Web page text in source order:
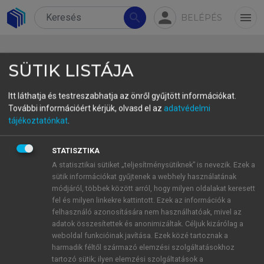
search person BELÉPÉS menu
2.1.5 Multiculturalism
The term “multiculturalism” is used throughout the
monograph in relation to cultural diversity and
interculturalism, thus a definition is required.
Despite their similarity, the words
“multiculturalism” and “interculturalism” differ in
both semantic meaning and usage in the literature,
Arasaratnam (2013)has highlighted. According
to her, multiculturalism refers to cultural plurality,
SÜTIK LISTÁJA
Itt láthatja és testreszabhatja az önről gyűjtött információkat.
További információért kérjük, olvasd el az adatvédelmi
tájékoztatónkat.
STATISZTIKA
A statisztikai sütiket „teljesítménysütiknek” is nevezik. Ezek a
sütik információkat gyűjtenek a webhely használatának
módjáról, többek között arról, hogy milyen oldalakat keresett
fel és milyen linkekre kattintott. Ezek az információk a
felhasználó azonosítására nem használhatóak, mivel az
adatok összesítettek és anonimizáltak. Céljuk kizárólag a
weboldal funkcióinak javítása. Ezek közé tartoznak a
harmadik féltől származó elemzési szolgáltatásokhoz
tartozó sütik; ilyen elemzési szolgáltatások a